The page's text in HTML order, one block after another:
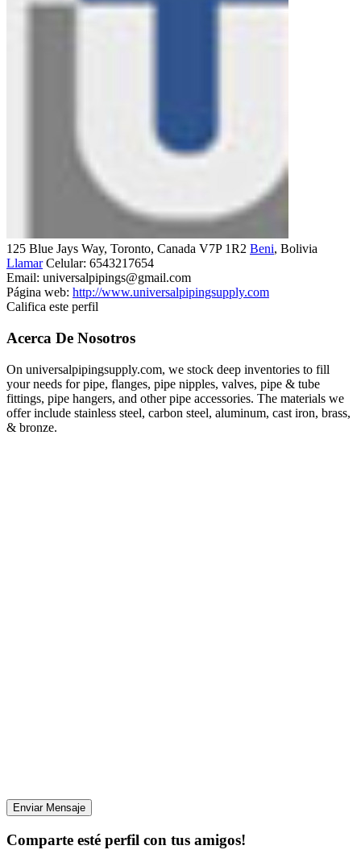
125 Blue Jays Way, Toronto, Canada V7P 1R2 Beni, Bolivia
Llamar Celular: 6543217654
Email: universalpipings@gmail.com
Página web: http://www.universalpipingsupply.com
Califica este perfil
Acerca De Nosotros
On universalpipingsupply.com, we stock deep inventories to fill
your needs for pipe, flanges, pipe nipples, valves, pipe & tube
fittings, pipe hangers, and other pipe accessories. The materials we
offer include stainless steel, carbon steel, aluminum, cast iron, brass,
& bronze.
Enviar Mensaje
Comparte esté perfil con tus amigos!